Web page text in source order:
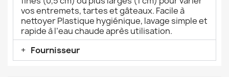
vos entremets, tartes et gâteaux. Facile à
nettoyer Plastique hygiénique, lavage simple et
rapide à l’eau chaude après utilisation.
Fournisseur